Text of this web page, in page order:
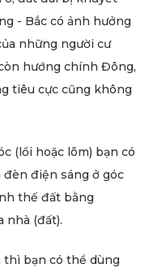
- Bắc có ảnh hưởng
những người cư
hướng chính Đông,
tiêu cực cũng không
(lồi hoặc lõm) bạn có
điện sáng ở góc
thế đất bằng
nhà (đất).
bạn có thể dùng